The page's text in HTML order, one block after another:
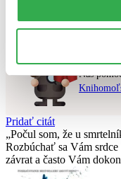
Skúste prosím zmeniť
Náš
Pridať citát
Počul som, že u
Rozbúchať sa Vám
závrat a často Vám